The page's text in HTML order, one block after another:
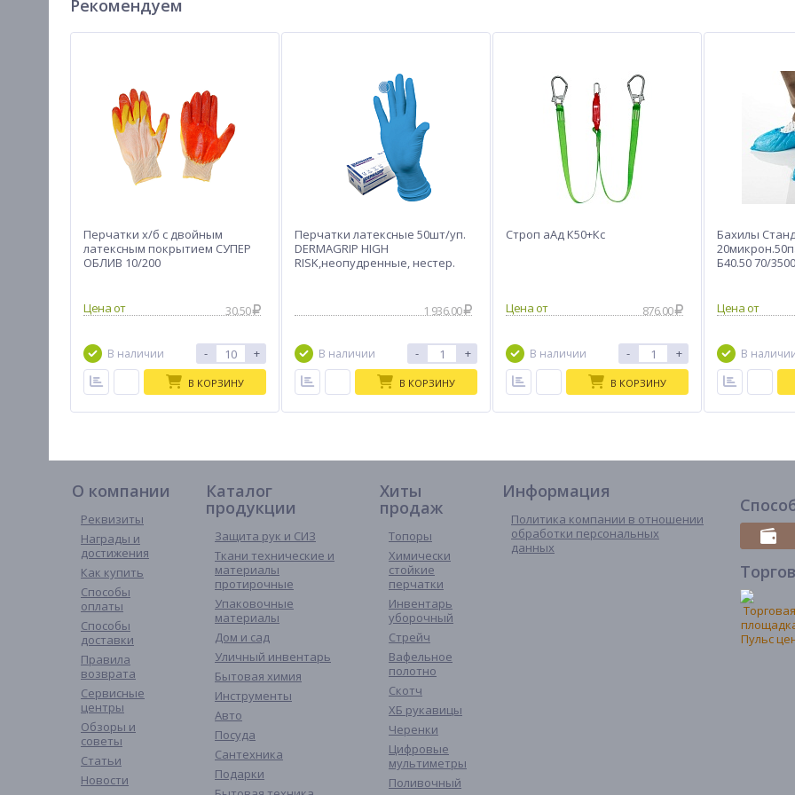
Рекомендуем
Перчатки х/б с двойным
латексным покрытием СУПЕР
ОБЛИВ 10/200
30.50
В наличии - +
В КОРЗИНУ
Перчатки латексные 50шт/уп.
DERMAGRIP HIGH
RISK,неопудренные, нестер.
1 936.00
В наличии - +
В КОРЗИНУ
Строп аАд К50+Кс
876.00
В наличии - +
В КОРЗИНУ
Бахилы
Б40.50 70/
В
О компании
Реквизиты
Награды и
достижения
Как купить
Способы
оплаты
Способы
доставки
Правила
возврата
Сервисные
центры
Обзоры и
советы
Статьи
Новости
Каталог
продукции
Защита рук и СИЗ
Ткани технические и
материалы
протирочные
Упаковочные
материалы
Дом и сад
Уличный инвентарь
Бытовая химия
Инструменты
Авто
Посуда
Сантехника
Подарки
Хиты
продаж
Топоры
Химически
стойкие
перчатки
Инвентарь
уборочный
Стрейч
Вафельное
полотно
Скотч
ХБ рукавицы
Черенки
Цифровые
мультиметры
Поливочный
Информация
Политика компании в отношении
обработки персональных
данных